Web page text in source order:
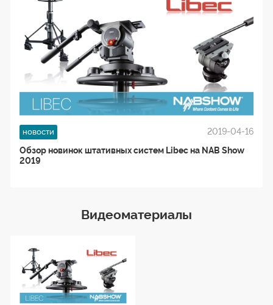
новости
2019-04-16
Обзор новинок штативных систем Libec на NAB Show
2019
Видеоматериалы